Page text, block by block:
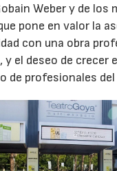
Weber y de los
pone en valor la
con una obra
y el deseo de crecer
de profesionales